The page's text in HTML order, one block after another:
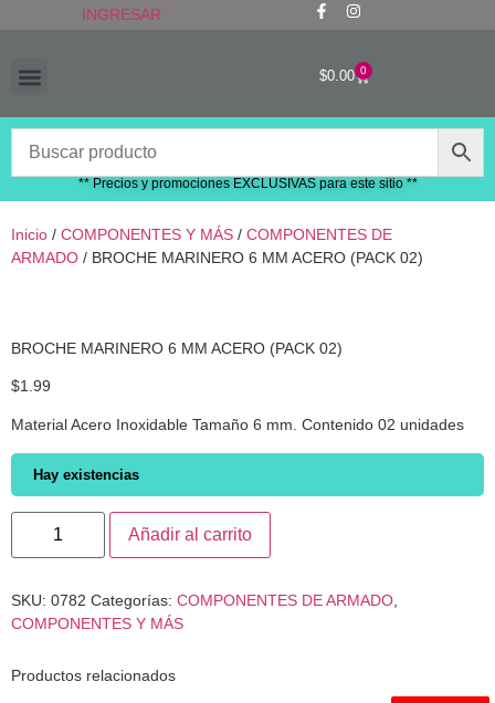
INGRESAR
$0.00 0
** Precios y promociones EXCLUSIVAS para este sitio **
Inicio / COMPONENTES Y MÁS / COMPONENTES DE
ARMADO / BROCHE MARINERO 6 MM ACERO (PACK 02)
BROCHE MARINERO 6 MM ACERO (PACK 02)
$1.99
Material Acero Inoxidable Tamaño 6 mm. Contenido 02 unidades
Hay existencias
Añadir al carrito
SKU: 0782 Categorías: COMPONENTES DE ARMADO
COMPONENTES Y MÁS
Productos relacionados